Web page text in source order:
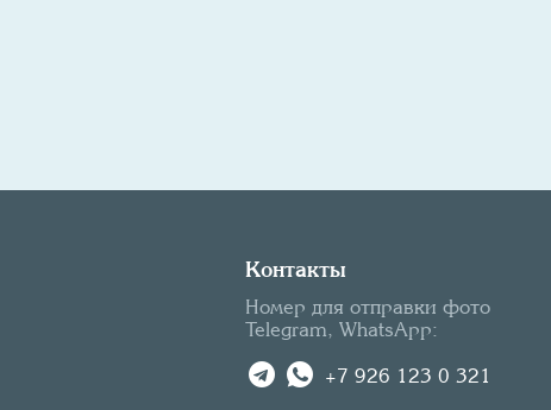
Контакты
Номер для отправки фото
Telegram, WhatsApp:
+7 926 123 0 321